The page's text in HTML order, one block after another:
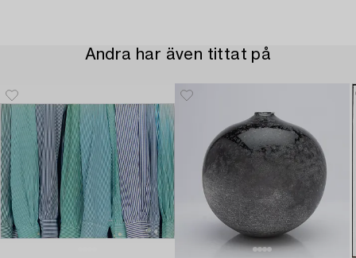
Andra har även tittat på